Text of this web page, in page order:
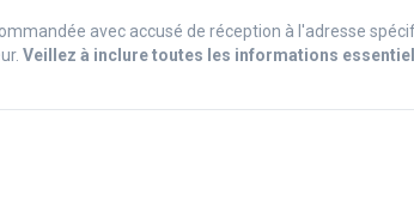
avec accusé de réception à l'adresse
Veillez à inclure toutes les informations